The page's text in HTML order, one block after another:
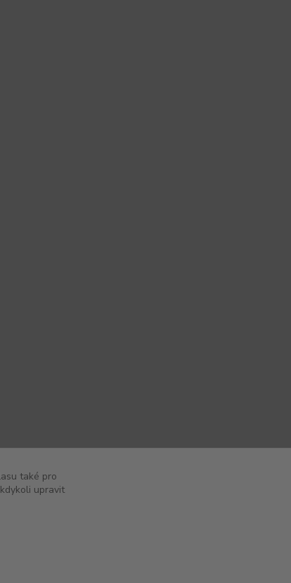
také pro
upravit